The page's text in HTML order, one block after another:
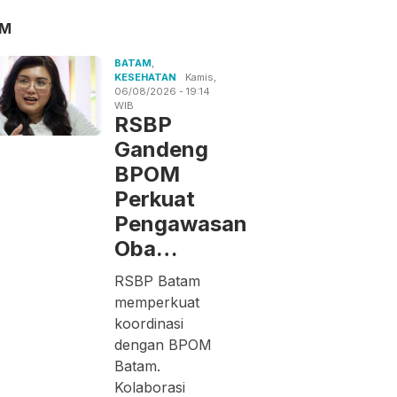
BATAM
KESEHATAN
Kamis,
06/08/2026 - 19:14
WIB
RSBP
Gandeng
BPOM
Perkuat
Pengawasan
Oba…
RSBP Batam
memperkuat
koordinasi
dengan BPOM
Batam.
Kolaborasi